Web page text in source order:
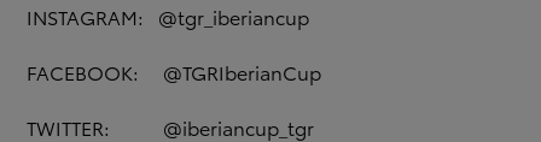
INSTAGRAM: @tgr_iberiancup
FACEBOOK: @TGRIberianCup
TWITTER: @iberiancup_tgr